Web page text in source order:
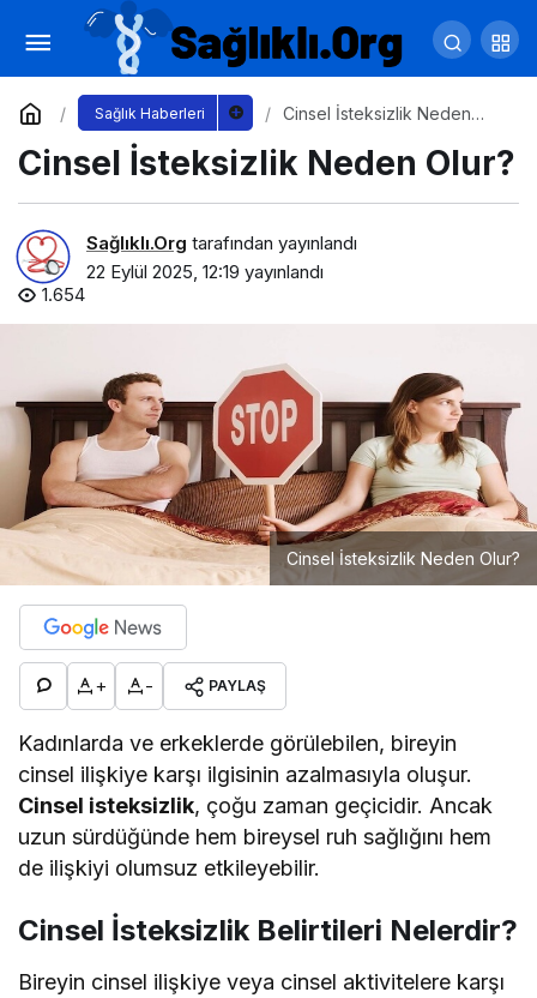
Sağlık Haberleri
Cinsel İsteksizlik Neden
Cinsel İsteksizlik Neden Olur?
Sağlıklı.Org tarafından yayınlandı
22 Eylül 2025, 12:19 yayınlandı
1.654
Cinsel İsteksizlik Neden Olur?
+ - PAYLAŞ
Kadınlarda ve erkeklerde görülebilen, bireyin
cinsel ilişkiye karşı ilgisinin azalmasıyla oluşur.
Cinsel isteksizlik, çoğu zaman geçicidir. Ancak
uzun sürdüğünde hem bireysel ruh sağlığını hem
de ilişkiyi olumsuz etkileyebilir.
Cinsel İsteksizlik Belirtileri Nelerdir?
Bireyin cinsel ilişkiye veya cinsel aktivitelere karşı
Anne ve Çocuk Rehberi: Bilgiyle, Sevgiyle,
Güvenle
Yorum Yap Paylaş